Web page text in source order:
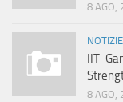
8 AGO,
IIT-
8 AGO,